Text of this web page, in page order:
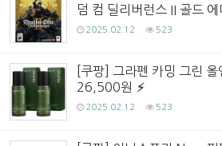
덤 컴 딜리버런스 II 골드
2025.02.12 523
[쿠팡] 그라펜 카밍 그린
26,500원
2025.02.12 523